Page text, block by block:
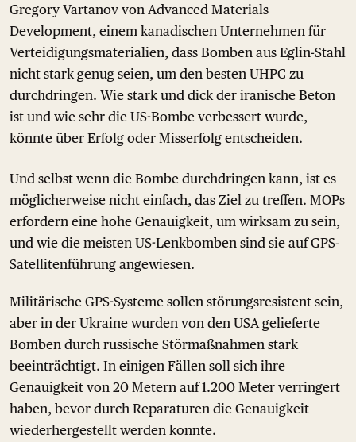
Gregory Vartanov von Advanced Materials
Development, einem kanadischen Unternehmen für
Verteidigungsmaterialien, dass Bomben aus Eglin-Stahl
nicht stark genug seien, um den besten UHPC zu
durchdringen. Wie stark und dick der iranische Beton
ist und wie sehr die US-Bombe verbessert wurde,
könnte über Erfolg oder Misserfolg entscheiden.
Und selbst wenn die Bombe durchdringen kann, ist es
möglicherweise nicht einfach, das Ziel zu treffen. MOPs
erfordern eine hohe Genauigkeit, um wirksam zu sein,
und wie die meisten US-Lenkbomben sind sie auf GPS-
Satellitenführung angewiesen.
Militärische GPS-Systeme sollen störungsresistent sein,
aber in der Ukraine wurden von den USA gelieferte
Bomben durch russische Störmaßnahmen stark
beeinträchtigt. In einigen Fällen soll sich ihre
Genauigkeit von 20 Metern auf 1.200 Meter verringert
haben, bevor durch Reparaturen die Genauigkeit
wiederhergestellt werden konnte.